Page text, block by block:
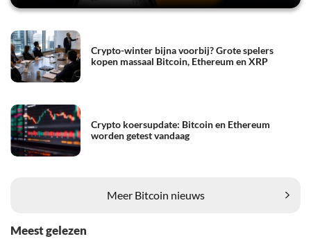
Crypto-winter bijna voorbij? Grote spelers
kopen massaal Bitcoin, Ethereum en XRP
Crypto koersupdate: Bitcoin en Ethereum
worden getest vandaag
Meer Bitcoin nieuws
Meest gelezen